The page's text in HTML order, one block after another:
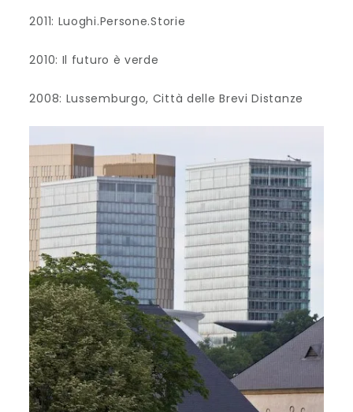
2011: Luoghi.Persone.Storie
2010: Il futuro è verde
2008: Lussemburgo, Città delle Brevi Distanze